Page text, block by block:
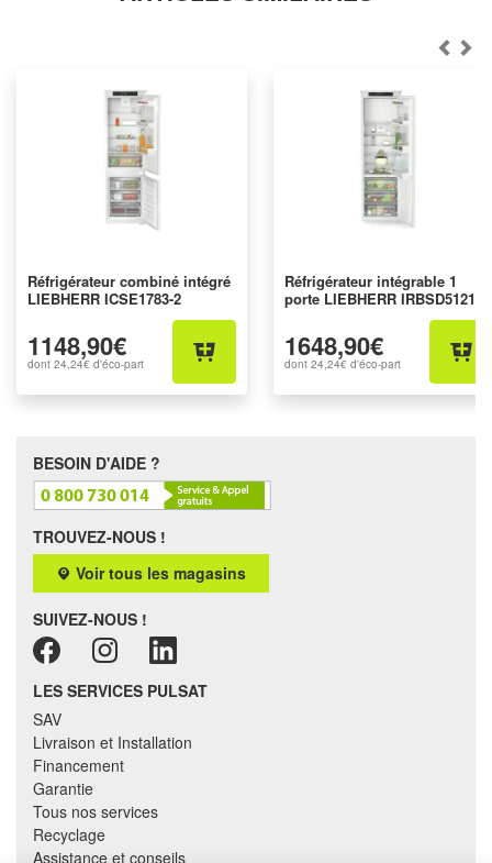
Réfrigérateur combiné intégré
LIEBHERR ICSE1783-2
1148,90€
dont 24,24€ d'éco-part
Réfrigérateur intégrable 1
porte LIEBHERR IRBSD5121-
1648,90€
dont 24,24€ d'éco-part
BESOIN D'AIDE ?
TROUVEZ-NOUS !
Voir tous les magasins
SUIVEZ-NOUS !
LES SERVICES PULSAT
SAV
Livraison et Installation
Financement
Garantie
Tous nos services
Recyclage
Assistance et conseils